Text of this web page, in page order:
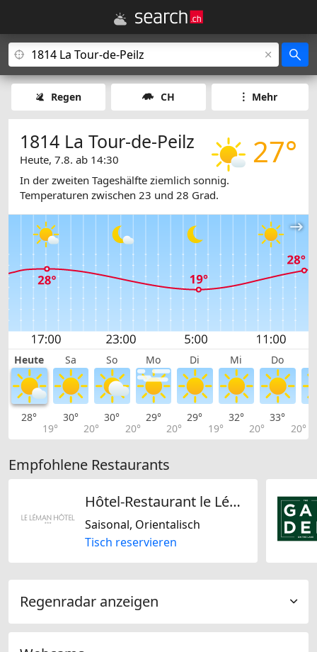
Regen CH Mehr
27°
1814 La Tour-de-Peilz
Heute, 7.8. ab 14:30
In der zweiten Tageshälfte ziemlich sonnig.
Temperaturen zwischen 23 und 28 Grad.
Heute Sa So Mo Di Mi Do
28°
19°
30°
20°
30°
20°
29°
20°
29°
19°
32°
20°
33°
20°
Empfohlene Restaurants
Hôtel-Restaurant le Léman
Saisonal, Orientalisch
Tisch reservieren
Regenradar anzeigen